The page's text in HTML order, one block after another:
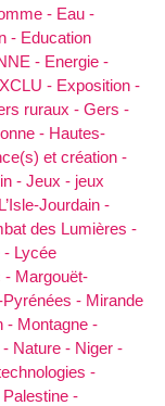
- Eau -
- Education
- Energie -
- Exposition -
ruraux - Gers -
- Hautes-
et création -
- Jeux - jeux
L’Isle-Jourdain -
des Lumières -
- Lycée
- Margouët-
Pyrénées - Mirande
- Montagne -
- Nature - Niger -
-
Palestine -